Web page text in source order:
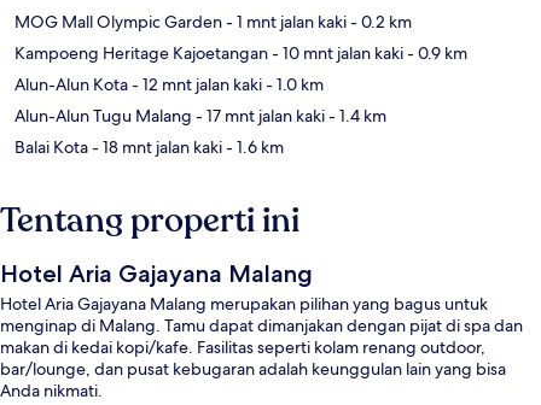
MOG Mall Olympic Garden- 1 mnt jalan kaki- 0.2 km
Kampoeng Heritage Kajoetangan- 10 mnt jalan kaki- 0.9 km
Alun-Alun Kota- 12 mnt jalan kaki- 1.0 km
Alun-Alun Tugu Malang - 17 mnt jalan kaki- 1.4 km
Balai Kota- 18 mnt jalan kaki- 1.6 km
Tentang properti ini
Hotel Aria Gajayana Malang
Hotel Aria Gajayana Malang merupakan pilihan yang bagus untuk
menginap di Malang. Tamu dapat dimanjakan dengan pijat di spa dan
makan di kedai kopi/kafe. Fasilitas seperti kolam renang outdoor,
bar/lounge, dan pusat kebugaran adalah keunggulan lain yang bisa
Anda nikmati.